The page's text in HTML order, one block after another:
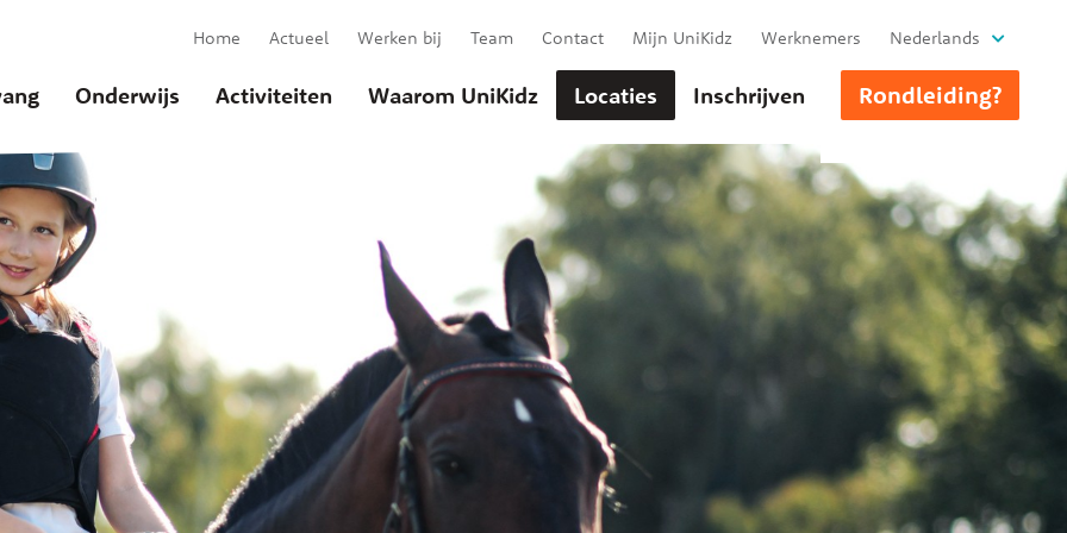
Onderwijs Activiteiten Waarom UniKidz Locaties Inschrijven Rondleiding?
Home Actueel Werken bij Team Contact Mijn UniKidz Werknemers Nederlands